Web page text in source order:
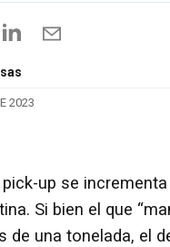
2023
up se
Si bien el que
de una tonelada, el